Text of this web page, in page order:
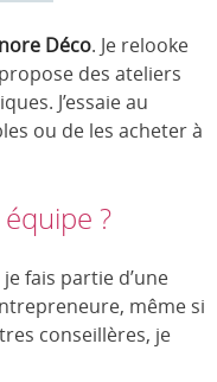
Déco. Je relooke
des ateliers
J’essaie au
ou de les acheter à
?
fais partie d’une
même si
conseillères, je